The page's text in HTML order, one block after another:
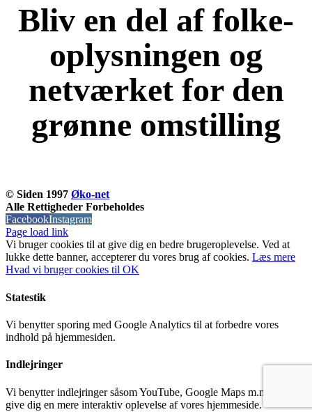
Bliv en del af folke-
oplysningen og
netværket for den
grønne omstilling
© Siden 1997 Øko-net
Alle Rettigheder Forbeholdes
FacebookInstagram
Page load link
Vi bruger cookies til at give dig en bedre brugeroplevelse. Ved at
lukke dette banner, accepterer du vores brug af ​​cookies. Læs mere
Hvad vi bruger cookies til OK
Statestik
Vi benytter sporing med Google Analytics til at forbedre vores
indhold på hjemmesiden.
Indlejringer
Vi benytter indlejringer såsom YouTube, Google Maps m.m til at
give dig en mere interaktiv oplevelse af vores hjemmeside.